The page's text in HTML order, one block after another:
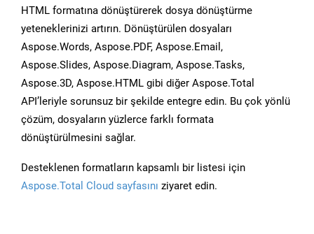
HTML formatına dönüştürerek dosya dönüştürme
yeteneklerinizi artırın. Dönüştürülen dosyaları
Aspose.Words, Aspose.PDF, Aspose.Email,
Aspose.Slides, Aspose.Diagram, Aspose.Tasks,
Aspose.3D, Aspose.HTML gibi diğer Aspose.Total
API’leriyle sorunsuz bir şekilde entegre edin. Bu çok yönlü
çözüm, dosyaların yüzlerce farklı formata
dönüştürülmesini sağlar.
Desteklenen formatların kapsamlı bir listesi için
Aspose.Total Cloud sayfasını ziyaret edin.